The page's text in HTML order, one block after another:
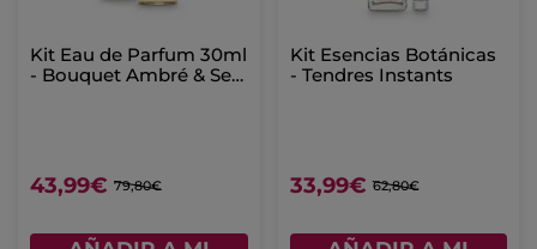
Kit Eau de Parfum 30ml
- Bouquet Ambré & Sel
43,99€ 79,80€
Kit Esencias Botánicas
- Tendres Instants
33,99€ 62,80€